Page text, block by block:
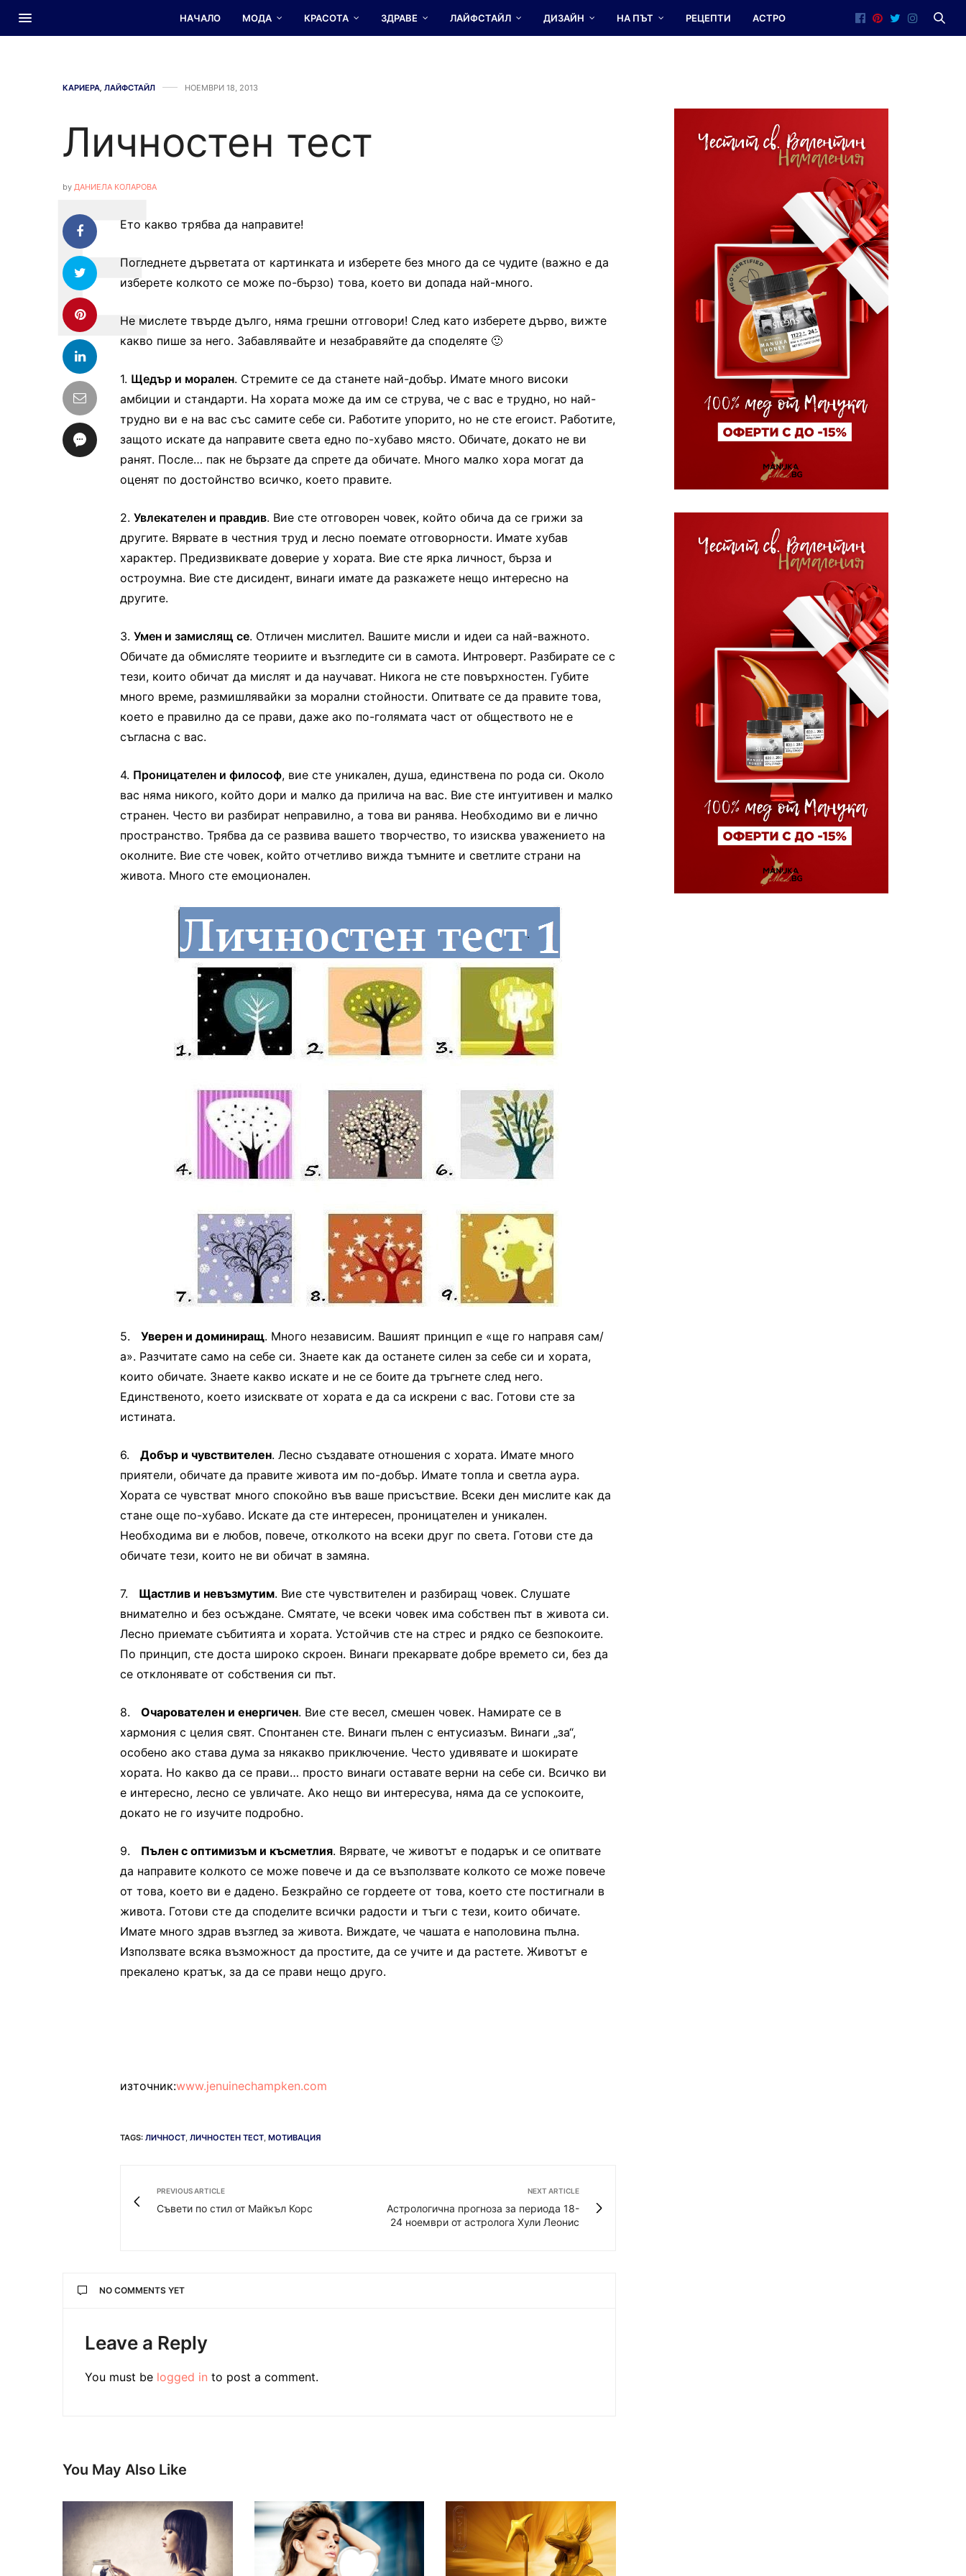
НАЧАЛО МОДА КРАСОТА ЗДРАВЕ ЛАЙФСТАЙЛ ДИЗАЙН НА ПЪТ РЕЦЕПТИ АСТРО
КАРИЕРА, ЛАЙФСТАЙЛ НОЕМВРИ 18, 2013
Личностен тест
by ДАНИЕЛА КОЛАРОВА
Ето какво трябва да направите!
Погледнете дърветата от картинката и изберете без много да се чудите (важно е да
изберете колкото се може по-бързо) това, което ви допада най-много.
Не мислете твърде дълго, няма грешни отговори! След като изберете дърво, вижте
какво пише за него. Забавлявайте и незабравяйте да споделяте 🙂
1. Щедър и морален. Стремите се да станете най-добър. Имате много високи
амбиции и стандарти. На хората може да им се струва, че с вас е трудно, но най-
трудно ви е на вас със самите себе си. Работите упорито, но не сте егоист. Работите,
защото искате да направите света едно по-хубаво място. Обичате, докато не ви
ранят. После… пак не бързате да спрете да обичате. Много малко хора могат да
оценят по достойнство всичко, което правите.
2. Увлекателен и правдив. Вие сте отговорен човек, който обича да се грижи за
другите. Вярвате в честния труд и лесно поемате отговорности. Имате хубав
характер. Предизвиквате доверие у хората. Вие сте ярка личност, бърза и
остроумна. Вие сте дисидент, винаги имате да разкажете нещо интересно на
другите.
3. Умен и замислящ се. Отличен мислител. Вашите мисли и идеи са най-важното.
Обичате да обмисляте теориите и възгледите си в самота. Интроверт. Разбирате се с
тези, които обичат да мислят и да научават. Никога не сте повърхностен. Губите
много време, размишлявайки за морални стойности. Опитвате се да правите това,
което е правилно да се прави, даже ако по-голямата част от обществото не е
съгласна с вас.
4. Проницателен и философ, вие сте уникален, душа, единствена по рода си. Около
вас няма никого, който дори и малко да прилича на вас. Вие сте интуитивен и малко
странен. Често ви разбират неправилно, а това ви ранява. Необходимо ви е лично
пространство. Трябва да се развива вашето творчество, то изисква уважението на
околните. Вие сте човек, който отчетливо вижда тъмните и светлите страни на
живота. Много сте емоционален.
5. Уверен и доминиращ. Много независим. Вашият принцип е «ще го направя сам/
а». Разчитате само на себе си. Знаете как да останете силен за себе си и хората,
които обичате. Знаете какво искате и не се боите да тръгнете след него.
Единственото, което изисквате от хората е да са искрени с вас. Готови сте за
истината.
6. Добър и чувствителен. Лесно създавате отношения с хората. Имате много
приятели, обичате да правите живота им по-добър. Имате топла и светла аура.
Хората се чувстват много спокойно във ваше присъствие. Всеки ден мислите как да
стане още по-хубаво. Искате да сте интересен, проницателен и уникален.
Необходима ви е любов, повече, отколкото на всеки друг по света. Готови сте да
обичате тези, които не ви обичат в замяна.
7. Щастлив и невъзмутим. Вие сте чувствителен и разбиращ човек. Слушате
внимателно и без осъждане. Смятате, че всеки човек има собствен път в живота си.
Лесно приемате събитията и хората. Устойчив сте на стрес и рядко се безпокоите.
По принцип, сте доста широко скроен. Винаги прекарвате добре времето си, без да
се отклонявате от собствения си път.
8. Очарователен и енергичен. Вие сте весел, смешен човек. Намирате се в
хармония с целия свят. Спонтанен сте. Винаги пълен с ентусиазъм. Винаги „за“,
особено ако става дума за някакво приключение. Често удивявате и шокирате
хората. Но какво да се прави… просто винаги оставате верни на себе си. Всичко ви
е интересно, лесно се увличате. Ако нещо ви интересува, няма да се успокоите,
докато не го изучите подробно.
9. Пълен с оптимизъм и късметлия. Вярвате, че животът е подарък и се опитвате
да направите колкото се може повече и да се възползвате колкото се може повече
от това, което ви е дадено. Безкрайно се гордеете от това, което сте постигнали в
живота. Готови сте да споделите всички радости и тъги с тези, които обичате.
Имате много здрав възглед за живота. Виждате, че чашата е наполовина пълна.
Използвате всяка възможност да простите, да се учите и да растете. Животът е
прекалено кратък, за да се прави нещо друго.
източник:www.jenuinechampken.com
TAGS: ЛИЧНОСТ, ЛИЧНОСТЕН ТЕСТ, МОТИВАЦИЯ
PREVIOUS ARTICLE
Съвети по стил от Майкъл Корс
NEXT ARTICLE
Астрологична прогноза за периода 18-
24 ноември от астролога Хули Леонис
NO COMMENTS YET
Leave a Reply
You must be logged in to post a comment.
You May Also Like